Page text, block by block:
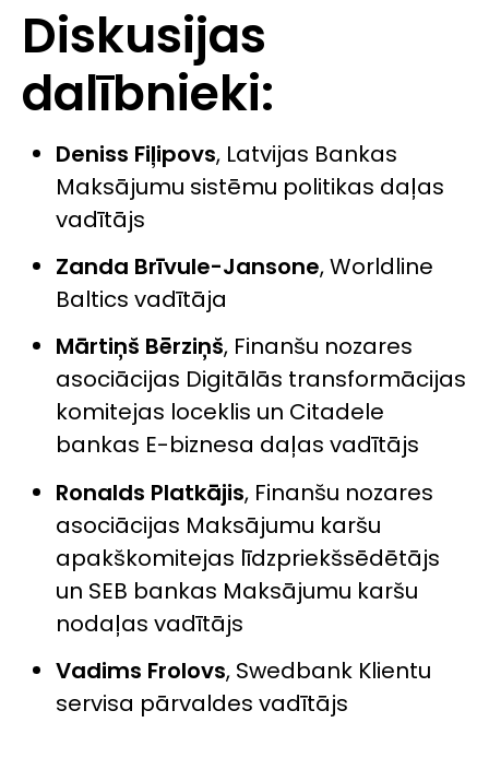
Diskusijas
dalībnieki:
Deniss Fiļipovs, Latvijas Bankas
Maksājumu sistēmu politikas daļas
vadītājs
Zanda Brīvule-Jansone,Worldline
Baltics vadītāja
Mārtiņš Bērziņš, Finanšu nozares
asociācijas Digitālās transformācijas
komitejas loceklis un Citadele
bankas E-biznesa daļas vadītājs
Ronalds Platkājis, Finanšu nozares
asociācijas Maksājumu karšu
apakškomitejas līdzpriekšsēdētājs
un SEB bankas Maksājumu karšu
nodaļas vadītājs
Vadims Frolovs, Swedbank Klientu
servisa pārvaldes vadītājs